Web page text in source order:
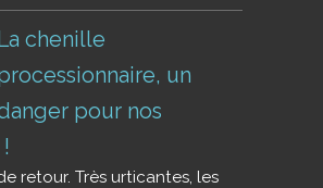
chenille
un
pour nos
retour. Très urticantes, les